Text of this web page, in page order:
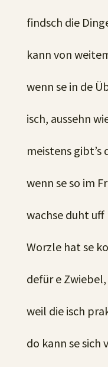
findsch die
kann von
wenn se in de
isch, aussehn
meistens gibt’s
wenn se so im
wachse duht
Worzle hat se
defür e Zwiebel,
weil die isch
do kann se sich